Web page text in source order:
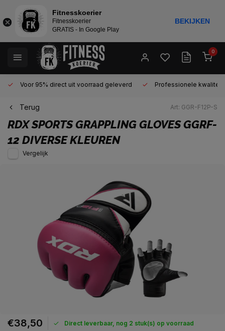
0
Voor 95% direct uit voorraad geleverd Professionele kwaliteit
Terug Art: GGR-F12P-S
RDX SPORTSGRAPPLING GLOVES GGRF-
12 DIVERSE KLEUREN
Vergelijk
€38,50 Direct leverbaar, nog 2 stuk(s) op voorraad
Fitnesskoerier
Fitnesskoerier
GRATIS - In Google Play
BEKIJKEN